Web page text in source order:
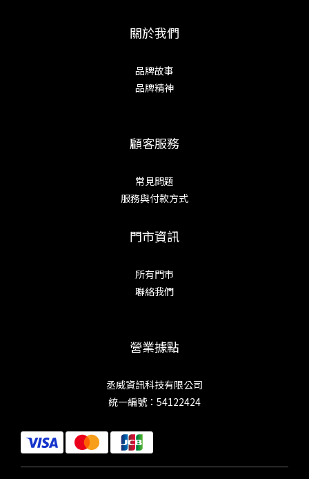
關於我們
品牌故事
品牌精神
顧客服務
常見問題
服務與付款方式
門市資訊
所有門市
聯絡我們
營業據點
丞威資訊科技有限公司
統一編號：54122424